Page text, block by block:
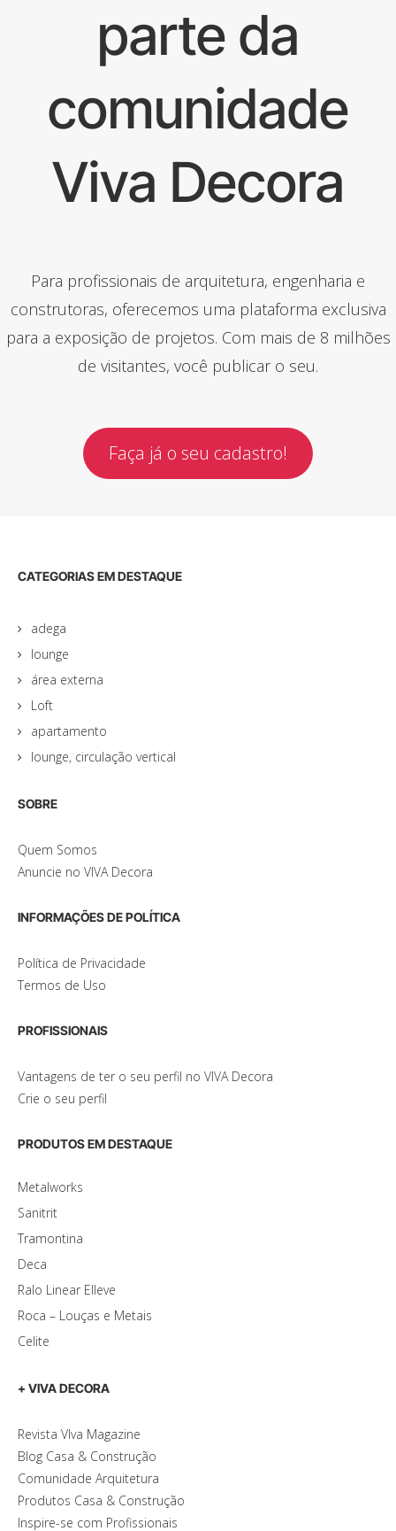
parte da
comunidade
Viva Decora
Para profissionais de arquitetura, engenharia e
construtoras, oferecemos uma plataforma exclusiva
para a exposição de projetos. Com mais de 8 milhões
de visitantes, você publicar o seu.
Faça já o seu cadastro!
CATEGORIAS EM DESTAQUE
adega
lounge
área externa
Loft
apartamento
lounge, circulação vertical
SOBRE
Quem Somos
Anuncie no VIVA Decora
INFORMAÇÕES DE POLÍTICA
Política de Privacidade
Termos de Uso
PROFISSIONAIS
Vantagens de ter o seu perfil no VIVA Decora
Crie o seu perfil
PRODUTOS EM DESTAQUE
Metalworks
Sanitrit
Tramontina
Deca
Ralo Linear Elleve
Roca – Louças e Metais
Celite
+ VIVA DECORA
Revista VIva Magazine
Blog Casa & Construção
Comunidade Arquitetura
Produtos Casa & Construção
Inspire-se com Profissionais